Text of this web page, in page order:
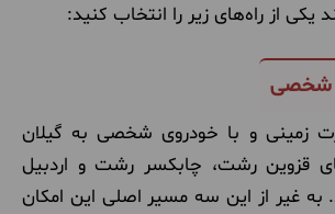
یکی از راه‌های زیر را انتخاب کنید:
شخصی
زمینی و با خودروی شخصی به گیلان
قزوین رشت، چابکسر رشت و اردبیل
به غیر از این سه مسیر اصلی این امکان